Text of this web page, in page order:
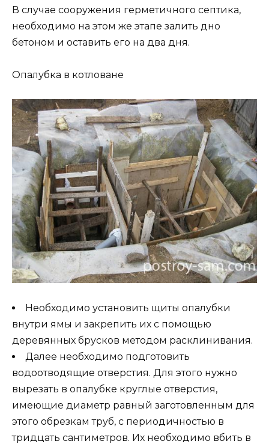
В случае сооружения герметичного септика,
необходимо на этом же этапе залить дно
бетоном и оставить его на два дня.
Опалубка в котловане
Необходимо установить щиты опалубки
внутри ямы и закрепить их с помощью
деревянных брусков методом расклинивания.
Далее необходимо подготовить
водоотводящие отверстия. Для этого нужно
вырезать в опалубке круглые отверстия,
имеющие диаметр равный заготовленным для
этого обрезкам труб, с периодичностью в
тридцать сантиметров. Их необходимо вбить в